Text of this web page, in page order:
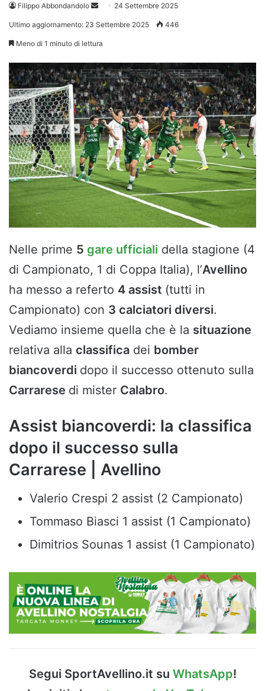
Filippo Abbondandolo
Invia 24 Settembre 2025
Ultimo aggiornamento: 23 Settembre 2025 446
Meno di 1 minuto di lettura
Nelle prime 5 gare ufficiali della stagione (4
di Campionato, 1 di Coppa Italia), l’Avellino
ha messo a referto 4 assist (tutti in
Campionato) con 3 calciatori diversi.
Vediamo insieme quella che è la situazione
relativa alla classifica dei bomber
biancoverdi dopo il successo ottenuto sulla
Carrarese di mister Calabro.
Assist biancoverdi: la classifica
dopo il successo sulla
Carrarese | Avellino
Valerio Crespi 2 assist (2 Campionato)
Tommaso Biasci 1 assist (1 Campionato)
Dimitrios Sounas 1 assist (1 Campionato)
Segui SportAvellino.it su WhatsApp!